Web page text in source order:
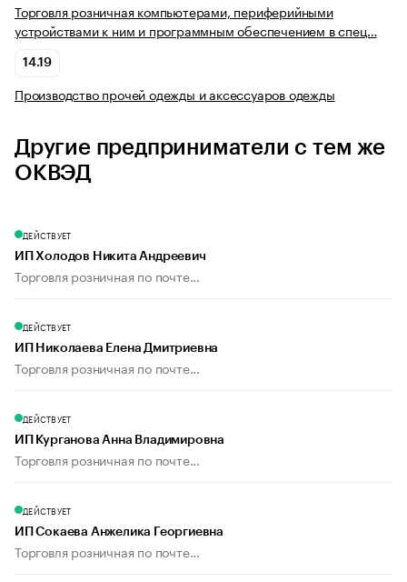
Торговля розничная компьютерами, периферийными
устройствами к ним и программным обеспечением в спец…
14.19
Производство прочей одежды и аксессуаров одежды
Другие предприниматели с тем же
ОКВЭД
ДЕЙСТВУЕТ
ИП Холодов Никита Андреевич
Торговля розничная по почте...
ДЕЙСТВУЕТ
ИП Николаева Елена Дмитриевна
Торговля розничная по почте...
ДЕЙСТВУЕТ
ИП Курганова Анна Владимировна
Торговля розничная по почте...
ДЕЙСТВУЕТ
ИП Сокаева Анжелика Георгиевна
Торговля розничная по почте...